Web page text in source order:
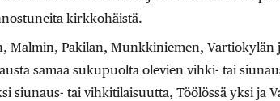
kirkkohäistä.
Malmin, Pakilan, Munkkiniemen, Vartiokylän
samaa sukupuolta olevien vihki- tai
siunaus- tai vihkitilaisuutta, Töölössä yksi ja